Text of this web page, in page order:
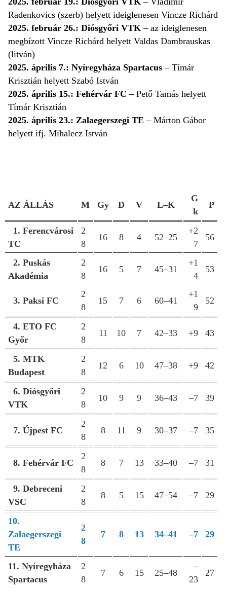
Radenkovics (szerb) helyett ideiglenesen Vincze Richárd
2025. február 26.: Diósgyőri VTK– az ideiglenesen
megbízott Vincze Richárd helyett Valdas Dambrauskas
(litván)
2025. április 7.: Nyíregyháza Spartacus– Tímár
Krisztián helyett Szabó István
2025. április 15.: Fehérvár FC– Pető Tamás helyett
Tímár Krisztián
2025. április 23.: Zalaegerszegi TE – Márton Gábor
helyett ifj. Mihalecz István
AZ ÁLLÁS M Gy D V L–K
G
k
P
1. Ferencvárosi
TC
2
8
16 8 4 52–25
+2
7
56
2. Puskás
Akadémia
2
8
16 5 7 45–31
+1
4
53
3. Paksi FC
2
8
15 7 6 60–41
+1
9
52
4. ETO FC
Győr
2
8
11 10 7 42–33 +9 43
5. MTK
Budapest
2
8
12 6 10 47–38 +9 42
6. Diósgyőri
VTK
2
8
10 9 9 36–43 –7 39
7. Újpest FC
2
8
8 11 9 30–37 –7 35
8. Fehérvár FC
2
8
8 7 13 33–40 –7 31
9. Debreceni
VSC
2
8
8 5 15 47–54 –7 29
10.
Zalaegerszegi
TE
2
8
7 8 13 34–41 –7 29
11. Nyíregyháza
Spartacus
2
8
7 6 15 25–48
–
23
27